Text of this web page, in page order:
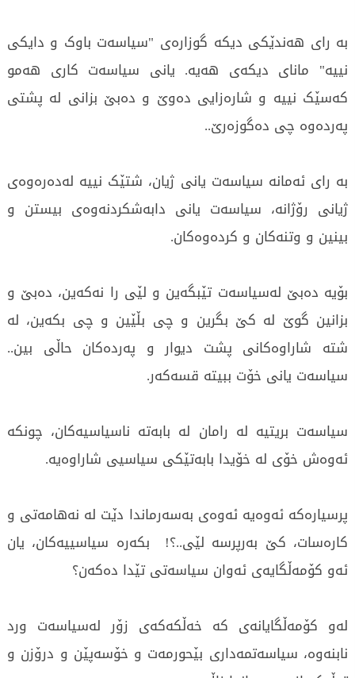
بە رای هەندێکی دیکە گوزارەی "سیاسەت باوک و دایکی
نییە" مانای دیکەی هەیە. یانی سیاسەت کاری هەمو
کەسێک نییە و شارەزایی دەوێ و دەبێ بزانی لە پشتی
پەردەوە چی دەگوزەرێ..
بە رای ئەمانە سیاسەت یانی ژیان، شتێک نییە لەدەرەوەی
ژیانی رۆژانە، سیاسەت یانی دابەشکردنەوەی بیستن و
بینین و وتنەکان و کردەوەکان.
بۆیە دەبێ لەسیاسەت تێبگەین و لێی را نەکەین، دەبێ و
بزانین گوێ لە کێ بگرین و چی بڵێین و چی بکەین، لە
شتە شاراوەکانی پشت دیوار و پەردەکان حاڵی بین..
سیاسەت یانی خۆت ببیتە قسەکەر.
سیاسەت بریتیە لە رامان لە بابەتە ناسیاسیەکان، چونکە
ئەوەش خۆی لە خۆیدا بابەتێکی سیاسیی شاراوەیە.
پرسیارەکە ئەوەیە ئەوەی بەسەرماندا دێت لە نەهامەتی و
کارەسات، کێ بەرپرسە لێی..؟! بکەرە سیاسییەکان، یان
ئەو کۆمەڵگایەی ئەوان سیاسەتی تێدا دەکەن؟
لەو کۆمەڵگایانەی کە خەڵکەکەی زۆر لەسیاسەت ورد
نابنەوە، سیاسەتمەداری بێحورمەت و خۆسەپێن و درۆزن و